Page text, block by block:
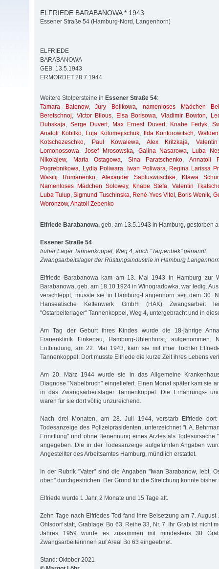
ELFRIEDE BARABANOWA * 1943
Essener Straße 54 (Hamburg-Nord, Langenhorn)
ELFRIEDE
BARABANOWA
GEB. 13.5.1943
ERMORDET 28.7.1944
Weitere Stolpersteine in Essener Straße 54:
Tamara Balenow,Jury Belikowa, namenloses Mädchen
Beretschnoj, Victor Bilous, Elsa Borisowa, Vladimir Bowton,
Dubskaja, Serge Duvert, Max Ernest Duvert, Knabe Fedyk,
Anatoli Kobilko, Luja Kolomejtschuk, Ilda Konforowitsch,
Kotschezeschko, Paul Kowalewa, Alex Kritzkaja,
Lomonossowa, Josef Mrosowska, Galina Nasarowa,
Luba
Nikolajew, Maria Ostagowa, Sina Paratschenko, Annatoli
Pogrebnikowa, Lydia Poliwara, Iwan Poliwara, Regina Larissa
Wasilij Romanenko, Alexander Sabluswitschke,
Klawa
Namenloses Mädchen Solowey, Knabe Stefa, Valentin
Luba Tulup,Sigmund Tuschinska, René-Yves Vitel , Boris Wenik,
Woronzow,Anatoli Zebenko
Elfriede Barabanowa, geb. am 13.5.1943 in Hamburg, gestorben
Essener Straße 54
früher Lager Tannenkoppel, Weg 4, auch "Tarpenbek" genannt
Zwangsarbeitslager der Rüstungsindustrie in Hamburg
Elfriede Barabanowa kam am 13. Mai 1943 in Hamburg zur
Barabanowa, geb. am 18.10.1924 in Winogradowka, war ledig.
verschleppt, musste sie in Hamburg-Langenhorn seit dem 30.
Hanseatische Kettenwerk GmbH (HAK)
"Ostarbeiterlager" Tannenkoppel, Weg 4, untergebracht und in
Am Tag der Geburt ihres Kindes wurde die 18-jährige
Frauenklinik Finkenau, Hamburg-Uhlenhorst,
Entbindung, am 22. Mai 1943, kam sie mit ihrer Tochter
Tannenkoppel. Dort musste Elfriede die kurze Zeit ihres Lebens
Am 20. März 1944 wurde sie in das Allgemeine
Diagnose "Nabelbruch" eingeliefert. Einen Monat später kam sie
in das Zwangsarbeitslager Tannenkoppel. Die Ernährungs-
waren für sie dort völlig unzureichend.
Nach drei Monaten, am 28. Juli 1944, verstarb Elfriede
Todesanzeige des Polizeipräsidenten, unterzeichnet "i. A.
Ermittlung" und ohne Benennung eines Arztes als Todesursache
angegeben. Die in der Todesanzeige aufgeführten Angaben
Angestellter des Arbeitsamtes Hamburg, mündlich erstattet.
In der Rubrik "Vater" sind die Angaben "Iwan Barabanow, lebt,
oben" durchgestrichen. Der Grund für die Streichung konnte
Elfriede wurde 1 Jahr, 2 Monate und 15 Tage alt.
Zehn Tage nach Elfriedes Tod fand ihre Beisetzung am 7.
Ohlsdorf statt, Grablage: Bo 63, Reihe 33, Nr. 7. Ihr Grab ist nicht
Jahres 1959 wurde es zusammen mit mindestens 30
Zwangsarbeiterinnen auf Areal Bo 63 eingeebnet.
Stand: Oktober 2021